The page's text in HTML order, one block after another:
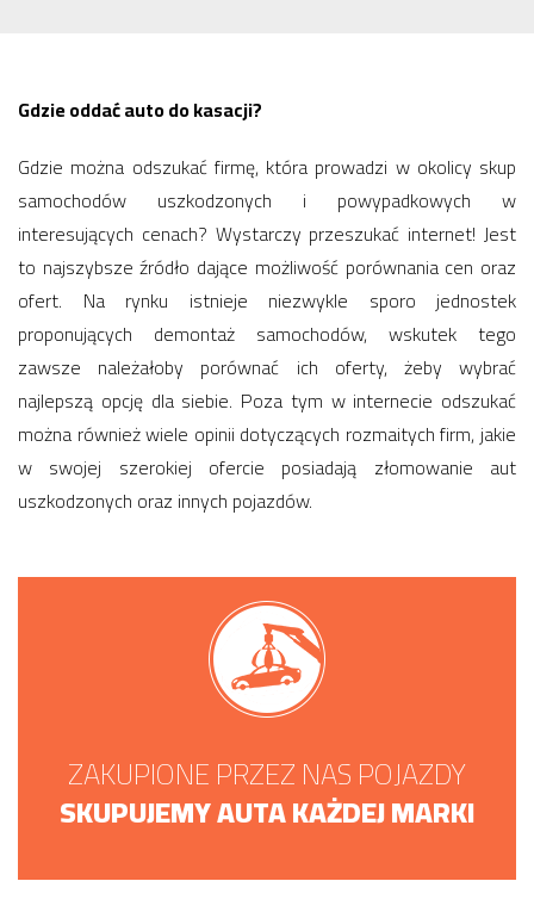
Gdzie oddać auto do kasacji?
Gdzie można odszukać firmę, która prowadzi w okolicy skup
samochodów uszkodzonych i powypadkowych w
interesujących cenach? Wystarczy przeszukać internet! Jest
to najszybsze źródło dające możliwość porównania cen oraz
ofert. Na rynku istnieje niezwykle sporo jednostek
proponujących demontaż samochodów, wskutek tego
zawsze należałoby porównać ich oferty, żeby wybrać
najlepszą opcję dla siebie. Poza tym w internecie odszukać
można również wiele opinii dotyczących rozmaitych firm, jakie
w swojej szerokiej ofercie posiadają złomowanie aut
uszkodzonych oraz innych pojazdów.
ZAKUPIONE PRZEZ NAS POJAZDY
SKUPUJEMY AUTA KAŻDEJ MARKI